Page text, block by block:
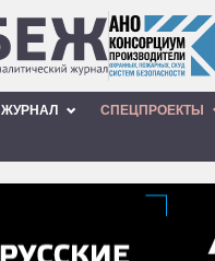
ЖУРНАЛ СПЕЦПРОЕКТЫ